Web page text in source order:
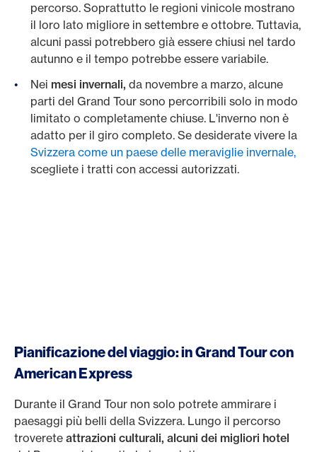
percorso. Soprattutto le regioni vinicole mostrano
il loro lato migliore in settembre e ottobre. Tuttavia,
alcuni passi potrebbero già essere chiusi nel tardo
autunno e il tempo potrebbe essere variabile.
Nei mesi invernali, da novembre a marzo, alcune
parti del Grand Tour sono percorribili solo in modo
limitato o completamente chiuse. L'inverno non è
adatto per il giro completo. Se desiderate vivere la
Svizzera come un paese delle meraviglie invernale,
scegliete i tratti con accessi autorizzati.
Pianificazione del viaggio: in Grand Tour con
American Express
Durante il Grand Tour non solo potrete ammirare i
paesaggi più belli della Svizzera. Lungo il percorso
troverete attrazioni culturali, alcuni dei migliori hotel